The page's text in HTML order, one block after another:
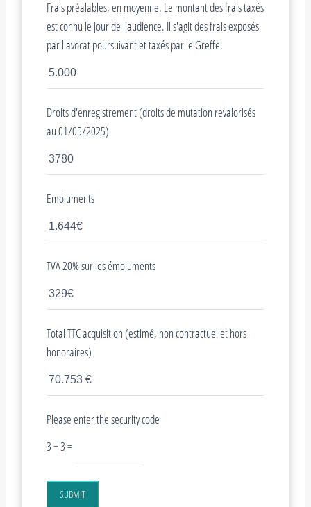
Frais préalables, en moyenne. Le montant des frais taxés
est connu le jour de l'audience. Il s'agit des frais exposés
par l'avocat poursuivant et taxés par le Greffe.
Droits d'enregistrement (droits de mutation revalorisés
au 01/05/2025)
Emoluments
TVA 20% sur les émoluments
Total TTC acquisition (estimé, non contractuel et hors
honoraires)
Please enter the security code
3 + 3 =
SUBMIT